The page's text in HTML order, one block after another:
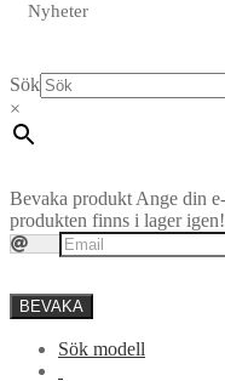
Nyheter
Sök
×
Bevaka produkt Ange din
produkten finns i lager igen!
BEVAKA
Sök modell